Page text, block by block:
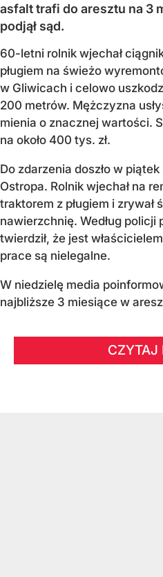
asfalt trafi do aresztu na 3
podjął sąd.
60-letni rolnik wjechał
pługiem na świeżo
w Gliwicach i celowo
200 metrów. Mężczyzna
mienia o znacznej wartości.
na około 400 tys. zł.
Do zdarzenia doszło w
Ostropa. Rolnik wjechał na
traktorem z pługiem i zrywał
nawierzchnię. Według
twierdził, że jest
prace są nielegalne.
W niedzielę media
najbliższe 3 miesiące w
CZYTAJ